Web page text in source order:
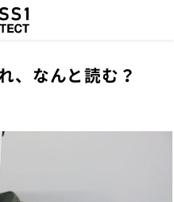
、なんと読む？